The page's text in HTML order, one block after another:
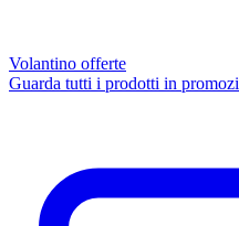
Volantino offerte
Guarda tutti i prodotti in